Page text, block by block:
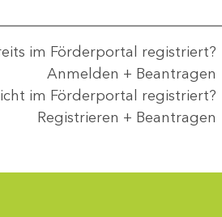
im Förderportal registriert?
Anmelden + Beantragen
im Förderportal registriert?
Registrieren + Beantragen